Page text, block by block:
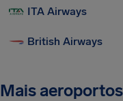
ITA Airways
British Airways
Mais